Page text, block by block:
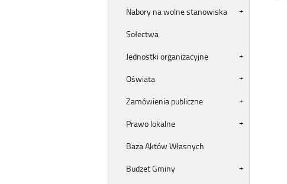
Nabory na wolne stanowiska
Sołectwa
Jednostki organizacyjne
Oświata
Zamówienia publiczne
Prawo lokalne
Baza Aktów Własnych
Budżet Gminy